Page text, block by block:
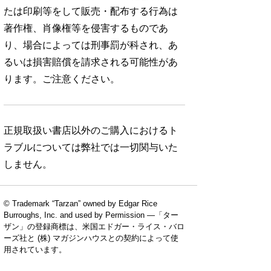
たは印刷等をして販売・配布する行為は
著作権、肖像権等を侵害するものであ
り、場合によっては刑事罰が科され、あ
るいは損害賠償を請求される可能性があ
ります。ご注意ください。
正規取扱い書店以外のご購入におけるト
ラブルについては弊社では一切関与いた
しません。
© Trademark “Tarzan” owned by Edgar Rice
Burroughs, Inc. and used by Permission —「ター
ザン」の登録商標は、米国エドガー・ライス・バロ
ーズ社と (株) マガジンハウスとの契約によって使
用されています。